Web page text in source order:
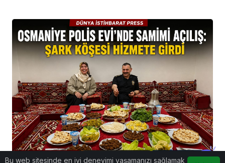
Bu web sitesinde en iyi deneyimi yaşamanızı sağlamak